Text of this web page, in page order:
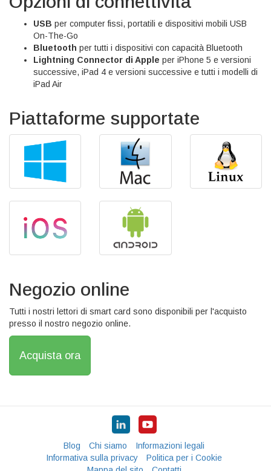
USB per computer fissi, portatili e dispositivi mobili USB
On-The-Go
Bluetooth per tutti i dispositivi con capacità Bluetooth
Lightning Connector di Apple per iPhone 5 e versioni
successive, iPad 4 e versioni successive e tutti i modelli di
iPad Air
Piattaforme supportate
Negozio online
Tutti i nostri lettori di smart card sono disponibili per l'acquisto
presso il nostro negozio online.
Acquista ora
Blog Chi siamo
Informazioni legali
Informativa sulla privacy
Politica per i Cookie